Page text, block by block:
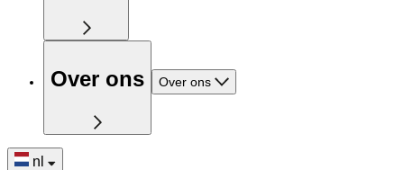
Over ons Over ons
nl